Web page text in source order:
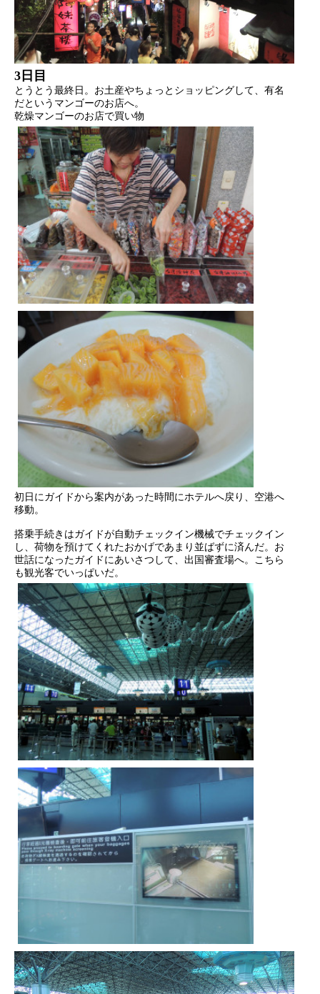
3日目
とうとう最終日。お土産やちょっとショッピングして、有名
だというマンゴーのお店へ。
乾燥マンゴーのお店で買い物
初日にガイドから案内があった時間にホテルへ戻り、空港へ
移動。
搭乗手続きはガイドが自動チェックイン機械でチェックイン
し、荷物を預けてくれたおかげであまり並ばずに済んだ。お
世話になったガイドにあいさつして、出国審査場へ。こちら
も観光客でいっぱいだ。